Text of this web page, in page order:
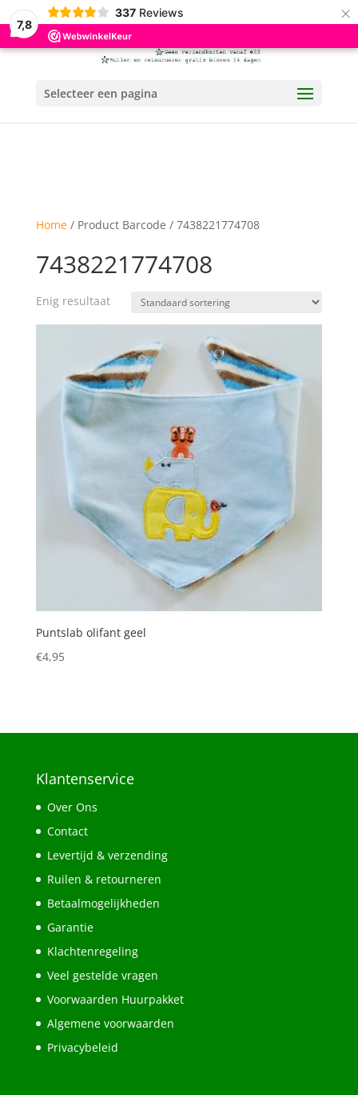
7,8
337 Reviews ×
Selecteer een pagina
Home/ Product Barcode / 7438221774708
7438221774708
Enig resultaat
Puntslab olifant geel
€4,95
Klantenservice
Over Ons
Contact
Levertijd & verzending
Ruilen & retourneren
Betaalmogelijkheden
Garantie
Klachtenregeling
Veel gestelde vragen
Voorwaarden Huurpakket
Algemene voorwaarden
Privacybeleid